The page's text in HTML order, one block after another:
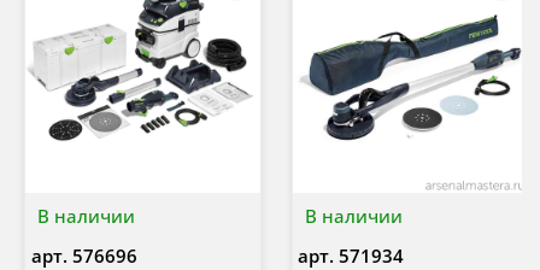
В наличии
арт. 576696
В наличии
арт. 571934